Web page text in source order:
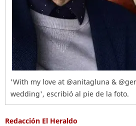
'With my love at @anitagluna &
wedding', escribió al pie de la foto.
Redacción El Heraldo